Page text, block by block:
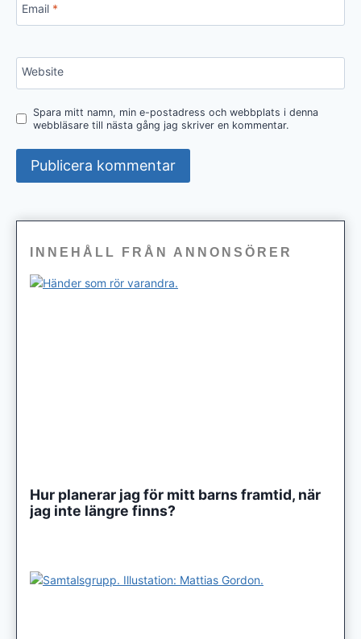
Email *
Website
Spara mitt namn, min e-postadress och webbplats i denna
webbläsare till nästa gång jag skriver en kommentar.
INNEHÅLL FRÅN ANNONSÖRER
Hur planerar jag för mitt barns framtid, när
jag inte längre finns?